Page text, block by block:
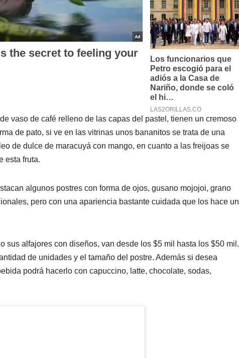
vaso de café relleno de las capas del pastel, tienen un cremoso
de pato, si ve en las vitrinas unos bananitos se trata de una
de dulce de maracuyá con mango, en cuanto a las freijoas se
esta fruta.
algunos postres con forma de ojos, gusano mojojoi, grano
pero con una apariencia bastante cuidada que los hace un
sus alfajores con diseños, van desde los $5 mil hasta los $50 mil.
de unidades y el tamaño del postre. Además si desea
podrá hacerlo con capuccino, latte, chocolate, sodas,